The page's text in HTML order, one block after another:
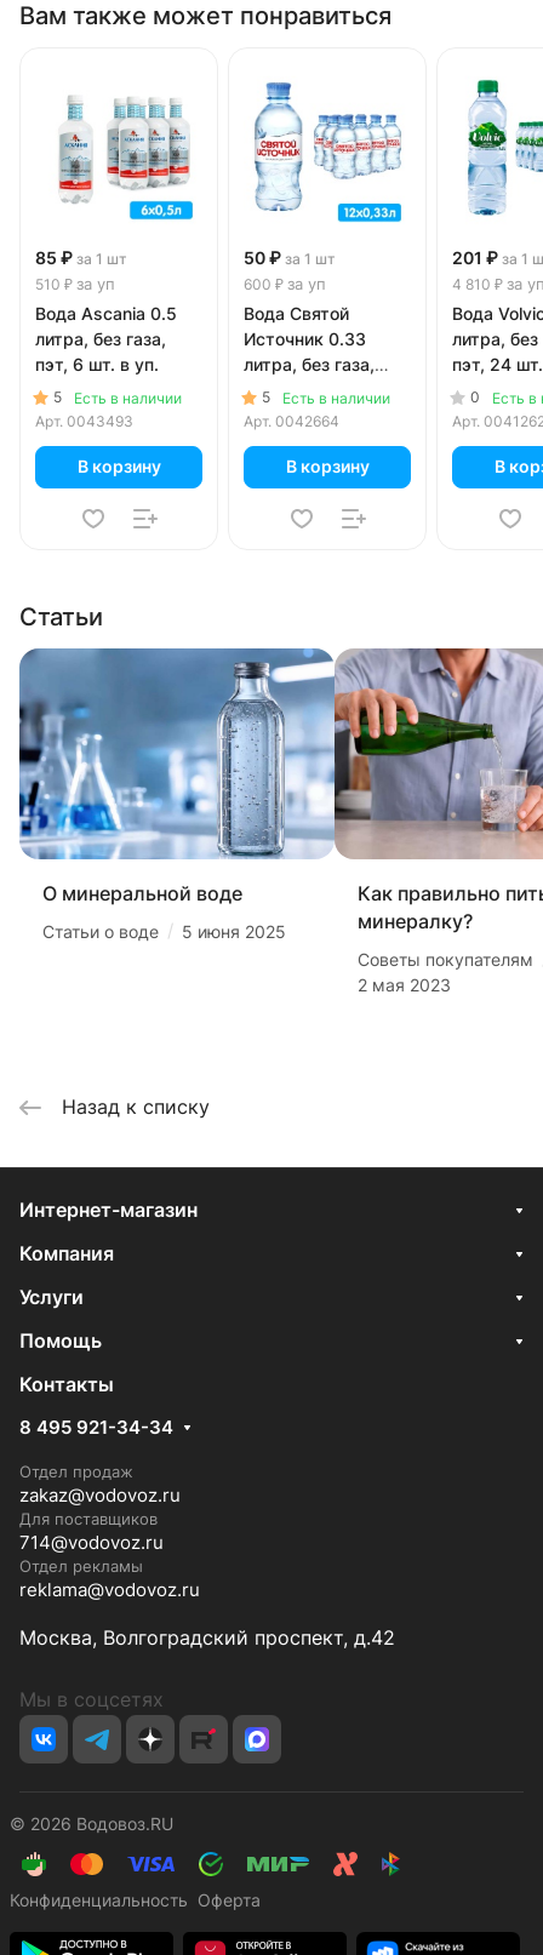
Вам также может понравиться
85 ₽ за 1 шт
510 ₽ за уп
Вода Ascania 0.5
литра, без газа,
пэт, 6 шт. в уп.
5
Есть в наличии
Арт. 0043493
В корзину
50 ₽ за 1 шт
600 ₽ за уп
Вода Святой
Источник 0.33
литра, без газа,
пэт, 12 шт. в уп.
5
Есть в наличии
Арт. 0042664
В корзину
201 ₽ за 1
4 810 ₽ за
Вода
литра, без
пэт, 24
0
Есть в
Арт.
В
Статьи
О минеральной воде
Статьи о воде / 5 июня 2025
Как правильно
минералку?
Советы покупателям
2 мая 2023
Назад к списку
Интернет-магазин
Компания
Услуги
Помощь
Контакты
8 495 921-34-34
Отдел продаж
zakaz@vodovoz.ru
Для поставщиков
714@vodovoz.ru
Отдел рекламы
reklama@vodovoz.ru
Москва, Волгоградский проспект, д.42
Мы в соцсетях
© 2026 Водовоз.RU
Конфиденциальность Оферта